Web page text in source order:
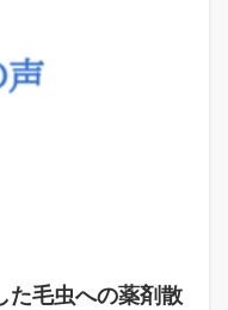
た毛虫への薬剤散